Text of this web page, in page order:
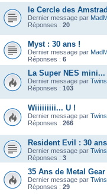
le Cercle des
Dernier message par
Réponses : 20
Myst : 30 ans !
Dernier message par
Réponses : 6
La Super NES
Dernier message par
Réponses : 103
Wiiiiiiiii... U !
Dernier message par
Réponses : 266
Resident Evil : 30
Dernier message par
Réponses : 3
35 Ans de Metal Gear
Dernier message par
Réponses : 29